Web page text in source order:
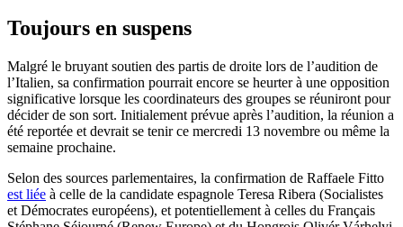
Toujours en suspens
Malgré le bruyant soutien des partis de droite lors de l’audition de
l’Italien, sa confirmation pourrait encore se heurter à une opposition
significative lorsque les coordinateurs des groupes se réuniront pour
décider de son sort. Initialement prévue après l’audition, la réunion a
été reportée et devrait se tenir ce mercredi 13 novembre ou même la
semaine prochaine.
Selon des sources parlementaires, la confirmation de Raffaele Fitto
est liée à celle de la candidate espagnole Teresa Ribera (Socialistes
et Démocrates européens), et potentiellement à celles du Français